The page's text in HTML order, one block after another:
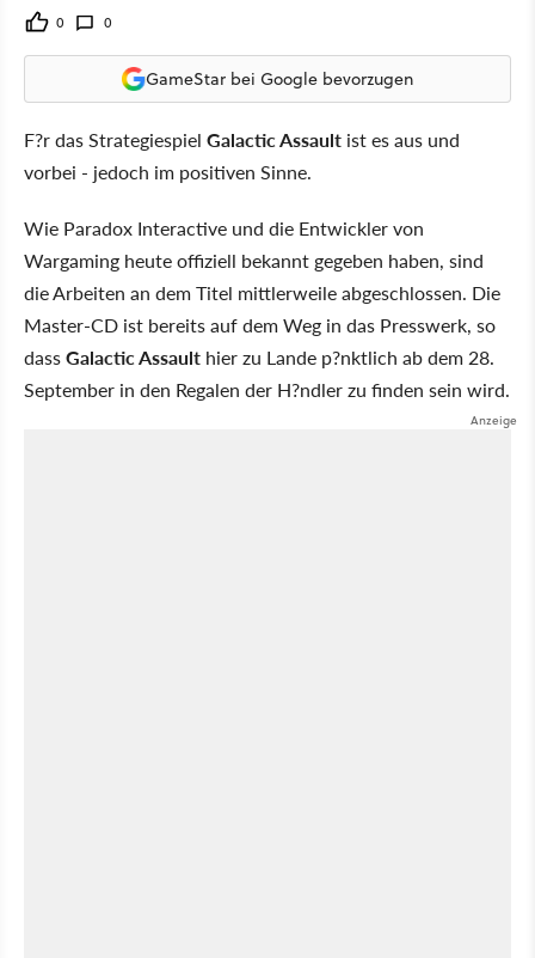
0 0
GameStar bei Google bevorzugen
F?r das Strategiespiel Galactic Assault ist es aus und
vorbei - jedoch im positiven Sinne.
Wie Paradox Interactive und die Entwickler von
Wargaming heute offiziell bekannt gegeben haben, sind
die Arbeiten an dem Titel mittlerweile abgeschlossen. Die
Master-CD ist bereits auf dem Weg in das Presswerk, so
dassGalactic Assault hier zu Lande p?nktlich ab dem 28.
September in den Regalen der H?ndler zu finden sein wird.